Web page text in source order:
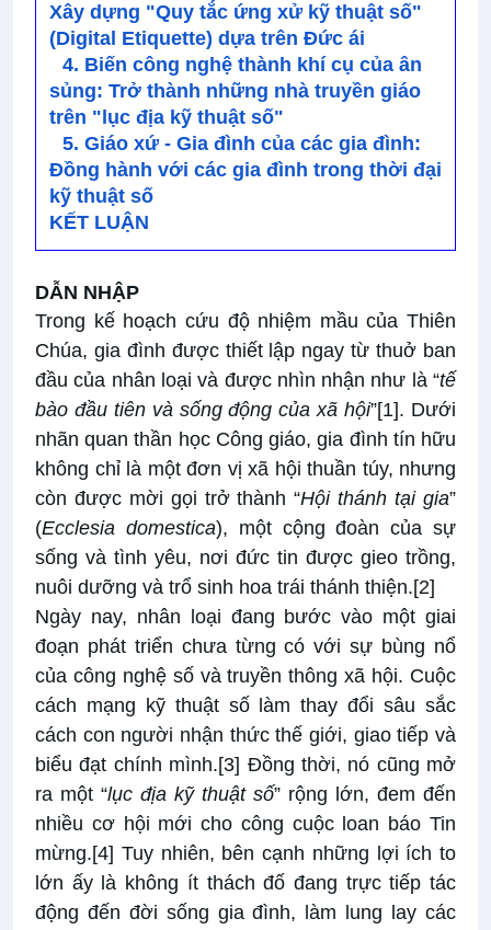
Xây dựng "Quy tắc ứng xử kỹ thuật số"
(Digital Etiquette) dựa trên Đức ái
4. Biến công nghệ thành khí cụ của ân
sủng: Trở thành những nhà truyền giáo
trên "lục địa kỹ thuật số"
5. Giáo xứ - Gia đình của các gia đình:
Đồng hành với các gia đình trong thời đại
kỹ thuật số
KẾT LUẬN
DẪN NHẬP
Trong kế hoạch cứu độ nhiệm mầu của Thiên
Chúa, gia đình được thiết lập ngay từ thuở ban
đầu của nhân loại và được nhìn nhận như là “tế
bào đầu tiên và sống động của xã hội”[1]. Dưới
nhãn quan thần học Công giáo, gia đình tín hữu
không chỉ là một đơn vị xã hội thuần túy, nhưng
còn được mời gọi trở thành “Hội thánh tại gia”
(Ecclesia domestica), một cộng đoàn của sự
sống và tình yêu, nơi đức tin được gieo trồng,
nuôi dưỡng và trổ sinh hoa trái thánh thiện.[2]
Ngày nay, nhân loại đang bước vào một giai
đoạn phát triển chưa từng có với sự bùng nổ
của công nghệ số và truyền thông xã hội. Cuộc
cách mạng kỹ thuật số làm thay đổi sâu sắc
cách con người nhận thức thế giới, giao tiếp và
biểu đạt chính mình.[3] Đồng thời, nó cũng mở
ra một “lục địa kỹ thuật số” rộng lớn, đem đến
nhiều cơ hội mới cho công cuộc loan báo Tin
mừng.[4] Tuy nhiên, bên cạnh những lợi ích to
lớn ấy là không ít thách đố đang trực tiếp tác
động đến đời sống gia đình, làm lung lay các